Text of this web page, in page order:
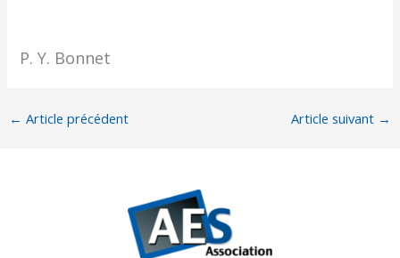
P. Y. Bonnet
← Article précédent Article suivant →